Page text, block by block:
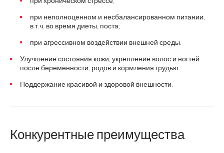
при неполноценном и несбалансированном питании,
в т.ч. во время диеты, поста;
при агрессивном воздействии внешней среды.
Улучшение состояния кожи, укрепление волос и ногтей
после беременности, родов и кормления грудью.
Поддержание красивой и здоровой внешности.
Конкурентные преимущества